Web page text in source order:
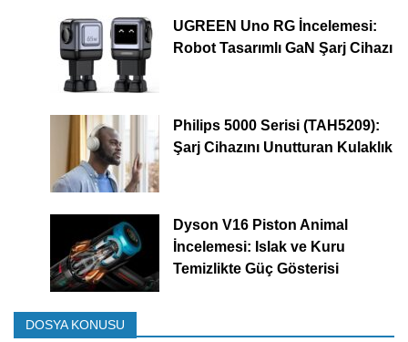
UGREEN Uno RG İncelemesi:
Robot Tasarımlı GaN Şarj Cihazı
Philips 5000 Serisi (TAH5209):
Şarj Cihazını Unutturan Kulaklık
Dyson V16 Piston Animal
İncelemesi: Islak ve Kuru
Temizlikte Güç Gösterisi
DOSYA KONUSU